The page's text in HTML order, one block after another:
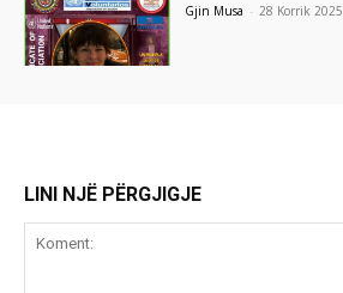
Gjin Musa - 28 Korrik 2025
LINI NJË PËRGJIGJE